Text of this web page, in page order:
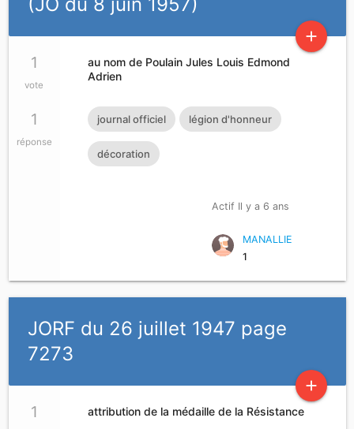
add
1
vote
1
réponse
au nom de Poulain Jules Louis Edmond
Adrien
journal officiel légion d'honneur
décoration
Actif Il y a 6 ans
MANALLIE
1
JORF du 26 juillet 1947 page
7273
add
1 attribution de la médaille de la Résistance